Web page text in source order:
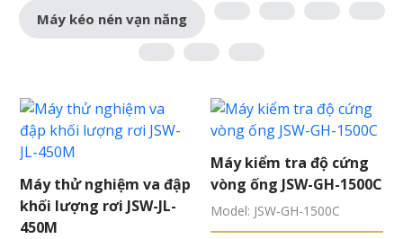
Máy kéo nén vạn năng
Máy thử nghiệm va đập
khối lượng rơi JSW-JL-
450M
Máy kiểm tra độ cứng
vòng ống JSW-GH-1500C
Model: JSW-GH-1500C